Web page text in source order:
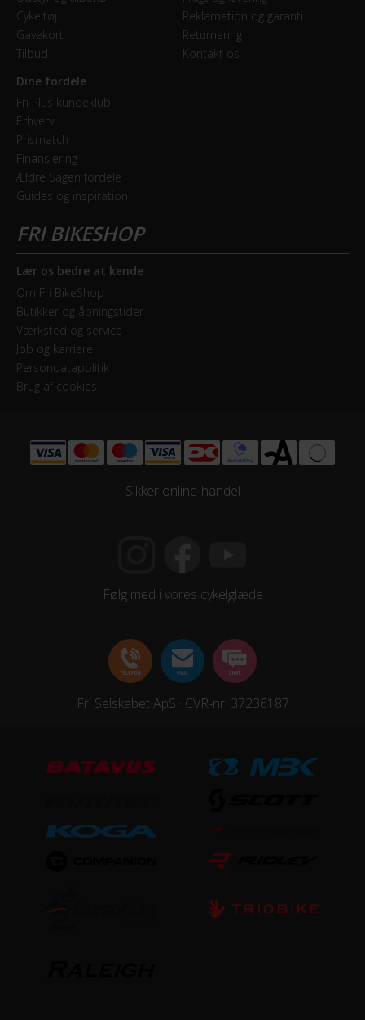
Cykeltøj
Gavekort
Tilbud
Reklamation og garanti
Returnering
Kontakt os
Dine fordele
Fri Plus kundeklub
Erhverv
Prismatch
Finansiering
Ældre Sagen fordele
Guides og inspiration
Lær os bedre at kende
Om Fri BikeShop
Butikker og åbningstider
Værksted og service
Job og karriere
Persondatapolitik
Brug af cookies
Sikker online-handel
Følg med i vores cykelglæde
Fri Selskabet ApS · CVR-nr. 37236187